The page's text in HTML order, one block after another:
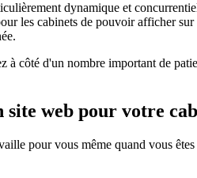
dynamique et
les cabinets de pouvoir afficher
à côté d'un nombre important de
site web pour votre
pour vous même quand vous